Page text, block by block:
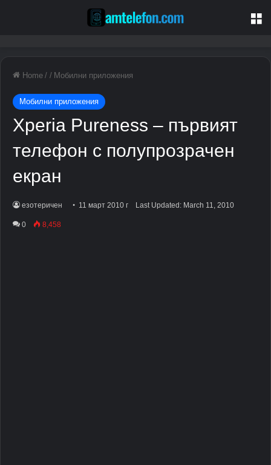
Home / / Мобилни приложения
Мобилни приложения
Xperia Pureness – първият
телефон с полупрозрачен
екран
езотеричен 11 март 2010 г Last Updated: March 11, 2010
0 8,458